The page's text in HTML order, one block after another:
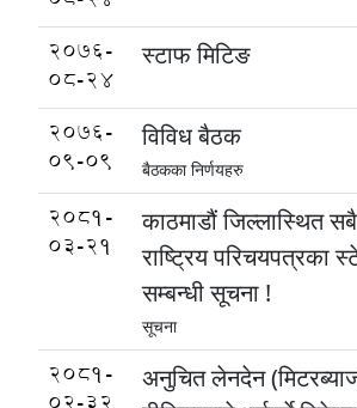
2076-
08-24
स्टाफ मिटिङ
2076-
09-09
विविध बैठक
बैठकका निर्णयहरु
2081-
03-21
काठमाडौं जिल्लास्थित
राष्ट्रिय परिचयपत्रका
सम्बन्धी सूचना !
सूचना
2081-
अनुचित लेनदेन